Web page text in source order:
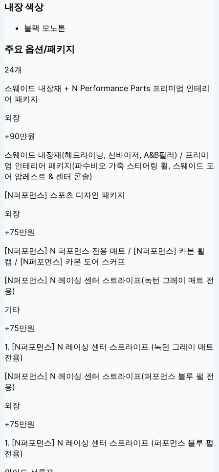
내장 색상
블랙 모노톤
주요 옵션/패키지
24개
스웨이드 내장재 + N Performance Parts 프리미엄 인테리
어 패키지
외장
+90만원
스웨이드 내장재(헤드라이닝, 선바이저, A&B필러) / 프리미
엄 인테리어 패키지(파수비오 가죽 스티어링 휠, 스웨이드 도
어 암레스트 & 센터 콘솔)
[N퍼포먼스] 스포츠 디자인 패키지
외장
+75만원
[N퍼포먼스] N 퍼포먼스 전용 매트 / [N퍼포먼스] 카본 휠
캡 / [N퍼포먼스] 카본 도어 스커프
[N퍼포먼스] N 레이싱 센터 스트라이프(녹턴 그레이 매트 전
용)
기타
+75만원
1. [N퍼포먼스] N 레이싱 센터 스트라이프 (녹턴 그레이 매트
전용)
[N퍼포먼스] N 레이싱 센터 스트라이프(퍼포먼스 블루 펄 전
용)
외장
+75만원
1. [N퍼포먼스] N 레이싱 센터 스트라이프 (퍼포먼스 블루 펄
전용)